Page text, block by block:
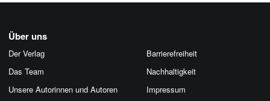
Über uns
Der Verlag
Das Team
Unsere Autorinnen und Autoren
Barrierefreiheit
Nachhaltigkeit
Impressum